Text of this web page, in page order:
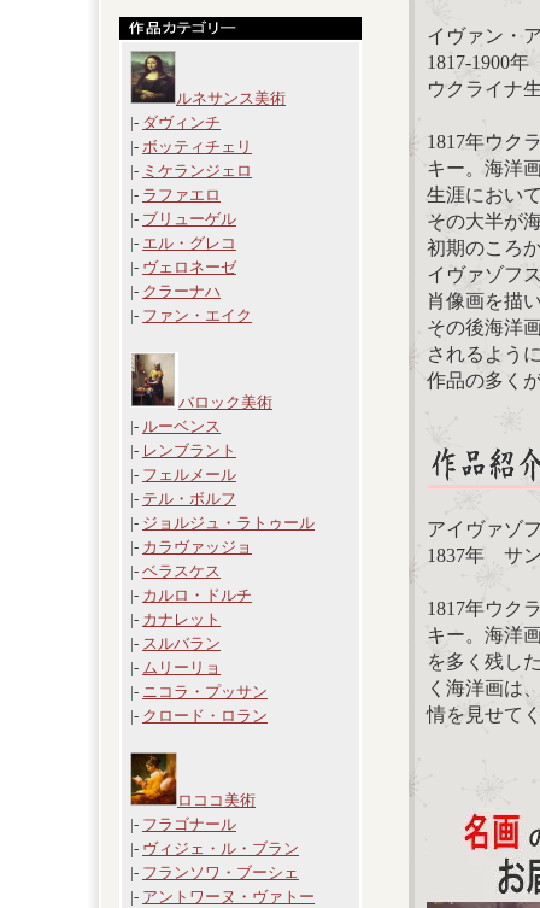
ルネサンス美術
|- ダヴィンチ
|- ボッティチェリ
|- ミケランジェロ
|- ラファエロ
|- ブリューゲル
|- エル・グレコ
|- ヴェロネーゼ
|- クラーナハ
|- ファン・エイク
バロック美術
|- ルーベンス
|- レンブラント
|- フェルメール
|- テル・ボルフ
|- ジョルジュ・ラトゥール
|- カラヴァッジョ
|- ベラスケス
|- カルロ・ドルチ
|- カナレット
|- スルバラン
|- ムリーリョ
|- ニコラ・プッサン
|- クロード・ロラン
ロココ美術
|- フラゴナール
|- ヴィジェ・ル・ブラン
|- フランソワ・ブーシェ
|- アントワーヌ・ヴァトー
イヴァン・
1817-1900年
ウクライナ
1817年ウク
キー。海洋
生涯におい
その大半が
初期のころ
イヴァゾフ
肖像画を描
その後海洋
されるよう
作品の多く
アイヴァゾ
1837年 サ
1817年ウク
キー。海洋
を多く残し
く海洋画は
情を見せて